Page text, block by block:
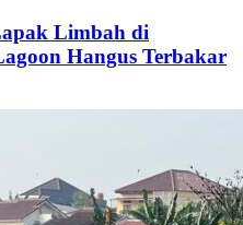
Limbah di
Hangus Terbakar